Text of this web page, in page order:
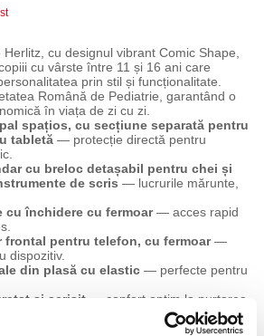
cu designul vibrant Comic Shape,
cu vârste între 11 și 16 ani care
prin stil și funcționalitate.
Română de Pediatrie, garantând o
în viața de zi cu zi.
spațios, cu secțiune separată pentru
tabletă— protecție directă pentru
cu breloc detașabil pentru chei și
de scris — lucrurile mărunte,
cu închidere cu fermoar— acces rapid
frontal pentru telefon, cu fermoar—
dispozitiv.
din plasă cu elastic— perfecte pentru
și aerisit— confort optim la purtarea
Română de Pediatrie
— utilizare